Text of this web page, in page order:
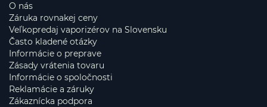
O nás
Záruka rovnakej ceny
Veľkopredaj vaporizérov na Slovensku
Často kladené otázky
Informácie o preprave
Zásady vrátenia tovaru
Informácie o spoločnosti
Reklamácie a záruky
Zákaznícka podpora